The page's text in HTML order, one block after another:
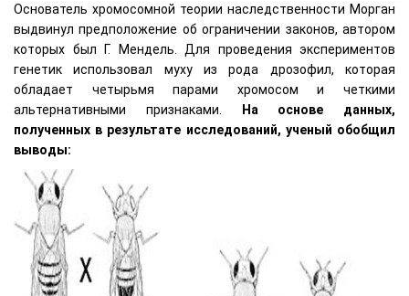
Основатель хромосомной теории наследственности Морган
выдвинул предположение об ограничении законов, автором
которых был Г. Мендель. Для проведения экспериментов
генетик использовал муху из рода дрозофил, которая
обладает четырьмя парами хромосом и четкими
альтернативными признаками. На основе данных,
полученных в результате исследований, ученый обобщил
выводы: